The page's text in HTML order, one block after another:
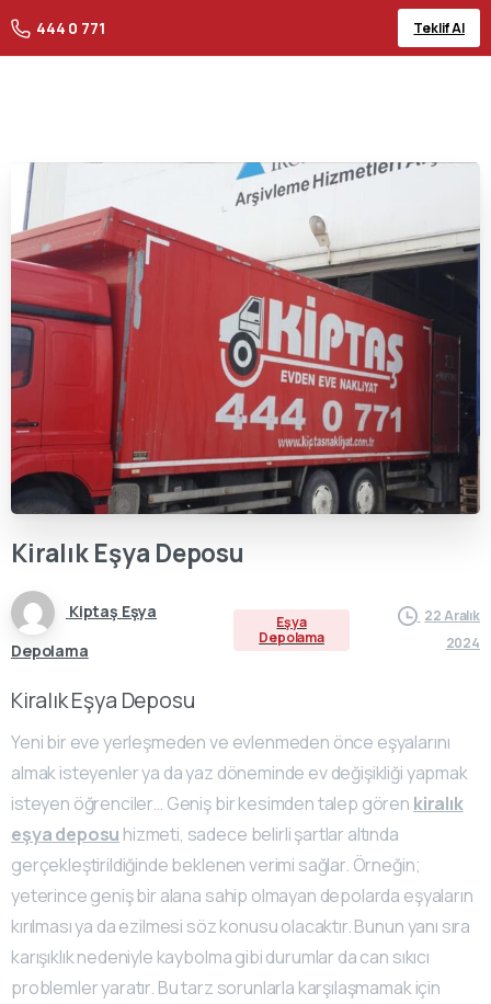
444 0 771 Teklif Al
Kiralık Eşya Deposu
Kiptaş Eşya
Depolama
Eşya
Depolama
22 Aralık
2024
Kiralık Eşya Deposu
Yeni bir eve yerleşmeden ve evlenmeden önce eşyalarını
almak isteyenler ya da yaz döneminde ev değişikliği yapmak
isteyen öğrenciler… Geniş bir kesimden talep gören kiralık
eşya deposu hizmeti, sadece belirli şartlar altında
gerçekleştirildiğinde beklenen verimi sağlar. Örneğin;
yeterince geniş bir alana sahip olmayan depolarda eşyaların
kırılması ya da ezilmesi söz konusu olacaktır. Bunun yanı sıra
karışıklık nedeniyle kaybolma gibi durumlar da can sıkıcı
problemler yaratır. Bu tarz sorunlarla karşılaşmamak için